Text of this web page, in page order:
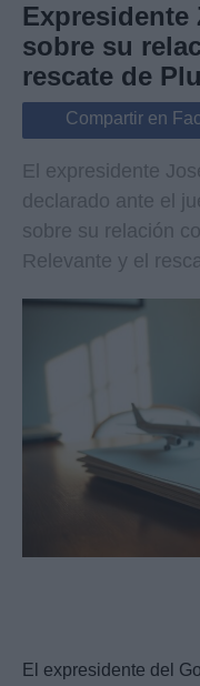
Internacional
Viajes
Expresidente
sobre su
rescate de
Compartir en
El expresidente
declarado ante el
sobre su relación
Relevante y el
El expresidente del